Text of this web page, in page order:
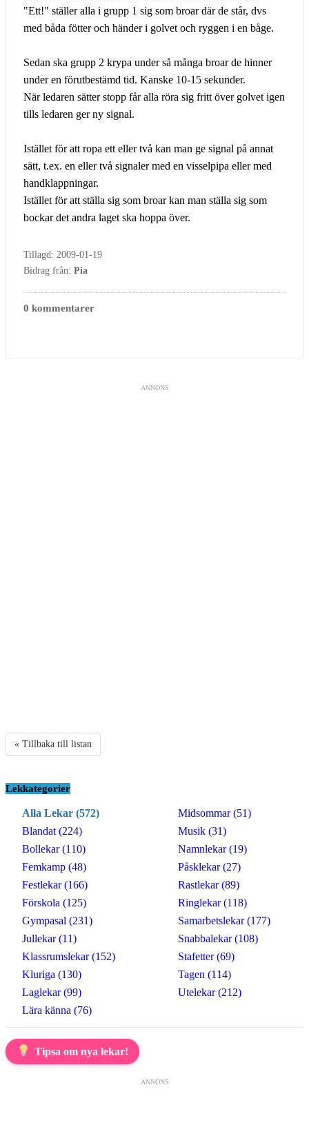
"Ett!" ställer alla i grupp 1 sig som broar där de står, dvs
med båda fötter och händer i golvet och ryggen i en båge.
Sedan ska grupp 2 krypa under så många broar de hinner
under en förutbestämd tid. Kanske 10-15 sekunder.
När ledaren sätter stopp får alla röra sig fritt över golvet igen
tills ledaren ger ny signal.
Istället för att ropa ett eller två kan man ge signal på annat
sätt, t.ex. en eller två signaler med en visselpipa eller med
handklappningar.
Istället för att ställa sig som broar kan man ställa sig som
bockar det andra laget ska hoppa över.
Tillagd: 2009-01-19
Bidrag från: Pia
0 kommentarer
ANNONS
« Tillbaka till listan
Lekkategorier
Alla Lekar (572)
Blandat (224)
Bollekar (110)
Femkamp (48)
Festlekar (166)
Förskola (125)
Gympasal (231)
Jullekar (11)
Klassrumslekar (152)
Kluriga (130)
Laglekar (99)
Lära känna (76)
Midsommar (51)
Musik (31)
Namnlekar (19)
Påsklekar (27)
Rastlekar (89)
Ringlekar (118)
Samarbetslekar (177)
Snabbalekar (108)
Stafetter (69)
Tagen (114)
Utelekar (212)
Tipsa om nya lekar!
ANNONS